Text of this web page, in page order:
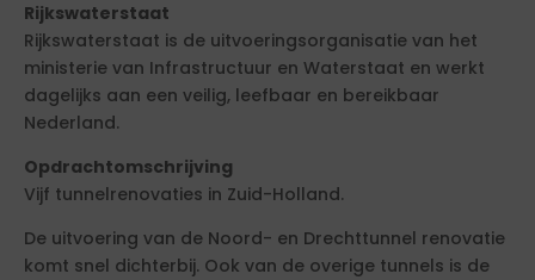
Rijkswaterstaat
Rijkswaterstaat is de uitvoeringsorganisatie van het
ministerie van Infrastructuur en Waterstaat en werkt
dagelijks aan een veilig, leefbaar en bereikbaar
Nederland.
Opdrachtomschrijving
Vijf tunnelrenovaties in Zuid-Holland.
De uitvoering van de Noord- en Drechttunnel renovatie
komt snel dichterbij. Ook van de overige tunnels is de